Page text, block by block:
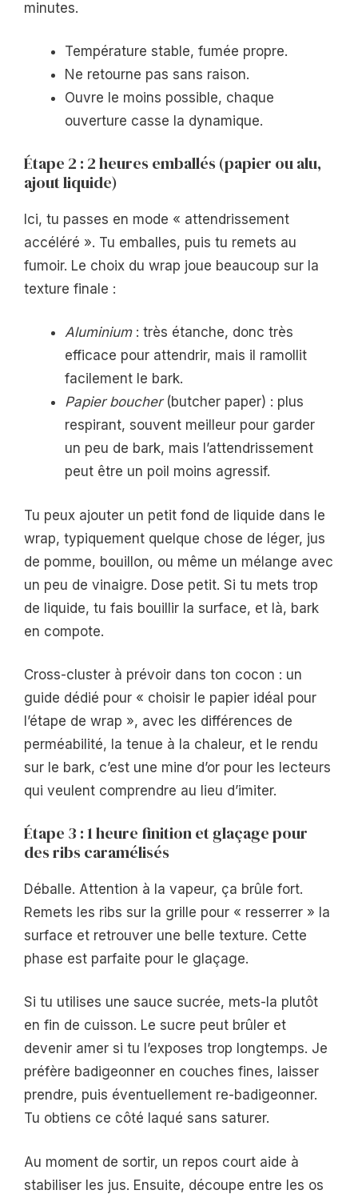
minutes.
Température stable, fumée propre.
Ne retourne pas sans raison.
Ouvre le moins possible, chaque
ouverture casse la dynamique.
Étape 2 : 2 heures emballés (papier ou alu,
ajout liquide)
Ici, tu passes en mode « attendrissement
accéléré ». Tu emballes, puis tu remets au
fumoir. Le choix du wrap joue beaucoup sur la
texture finale :
Aluminium: très étanche, donc très
efficace pour attendrir, mais il ramollit
facilement le bark.
Papier boucher(butcher paper) : plus
respirant, souvent meilleur pour garder
un peu de bark, mais l’attendrissement
peut être un poil moins agressif.
Tu peux ajouter un petit fond de liquide dans le
wrap, typiquement quelque chose de léger, jus
de pomme, bouillon, ou même un mélange avec
un peu de vinaigre. Dose petit. Si tu mets trop
de liquide, tu fais bouillir la surface, et là, bark
en compote.
Cross-cluster à prévoir dans ton cocon : un
guide dédié pour « choisir le papier idéal pour
l’étape de wrap », avec les différences de
perméabilité, la tenue à la chaleur, et le rendu
sur le bark, c’est une mine d’or pour les lecteurs
qui veulent comprendre au lieu d’imiter.
Étape 3 : 1 heure finition et glaçage pour
des ribs caramélisés
Déballe. Attention à la vapeur, ça brûle fort.
Remets les ribs sur la grille pour « resserrer » la
surface et retrouver une belle texture. Cette
phase est parfaite pour le glaçage.
Si tu utilises une sauce sucrée, mets-la plutôt
en fin de cuisson. Le sucre peut brûler et
devenir amer si tu l’exposes trop longtemps. Je
préfère badigeonner en couches fines, laisser
prendre, puis éventuellement re-badigeonner.
Tu obtiens ce côté laqué sans saturer.
Au moment de sortir, un repos court aide à
stabiliser les jus. Ensuite, découpe entre les os